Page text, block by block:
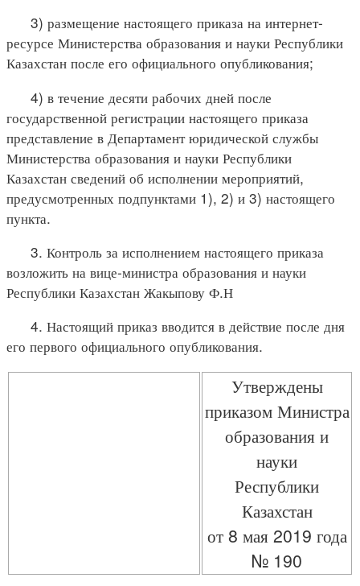
3) размещение настоящего приказа на интернет-
ресурсе Министерства образования и науки Республики
Казахстан после его официального опубликования;
4) в течение десяти рабочих дней после
государственной регистрации настоящего приказа
представление в Департамент юридической службы
Министерства образования и науки Республики
Казахстан сведений об исполнении мероприятий,
предусмотренных подпунктами 1), 2) и 3) настоящего
пункта.
3. Контроль за исполнением настоящего приказа
возложить на вице-министра образования и науки
Республики Казахстан Жакыпову Ф.Н
4. Настоящий приказ вводится в действие после дня
его первого официального опубликования.
Утверждены
приказом Министра
образования и
науки
Республики
Казахстан
от 8 мая 2019 года
№ 190